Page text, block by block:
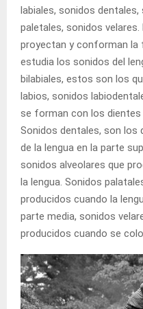
labiales, sonidos
paletales, sonidos
proyectan y conforman la
estudia los sonidos del
bilabiales, estos son los
labios, sonidos
se forman con los dientes
Sonidos dentales, son los
de la lengua en la parte
sonidos alveolares que
la lengua. Sonidos
producidos cuando la
parte media, sonidos
producidos cuando se